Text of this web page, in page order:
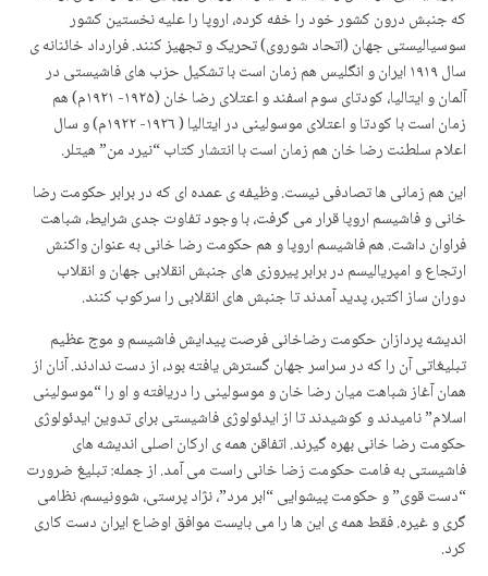
که جنبش درون کشور خود را خفه کرده، اروپا را علیه نخستین کشور
سوسیالیستی جهان (اتحاد شوروی) تحریک و تجهیز کنند. فرارداد خائنانه ی
سال ۱۹۱۹ ایران و انگلیس هم زمان است با تشکیل حزب های فاشیستی در
آلمان و ایتالیا، کودتای سوم اسفند و اعتلای رضا خان (۱۹۲۵- ۱۹۲۱م) هم
زمان است با کودتا و اعتلای موسولینی در ایتالیا ( ۱۹۲٦- ۱۹۲۲م) و سال
اعلام سلطنت رضا خان هم زمان است با انتشار کتاب “نیرد من” هیتلر.
این هم زمانی ها تصادفی نیست. وظیفه ی عمده ای که در برابر حکومت رضا
خانی و فاشیسم اروپا قرار می گرفت، با وجود تفاوت جدی شرایط، شباهت
فراوان داشت. هم فاشیسم اروپا و هم حکومت رضا خانی به عنوان واکنش
ارتجاع و امپریالیسم در برابر پیروزی های جنبش انقلابی جهان و انقلاب
دوران ساز اکتبر، پدید آمدند تا جنبش های انقلابی را سرکوب کنند.
اندیشه پردازان حکومت رضاخانی فرصت پیدایش فاشیسم و موج عظیم
تبلیغاتی آن را که در سراسر جهان گسترش یافته بود، از دست ندادند. آنان از
همان آغاز شباهت میان رضا خان و موسولینی را دریافته و او را “موسولینی
اسلام” نامیدند و کوشیدند تا از ایدئولوژی فاشیستی برای تدوین ایدئولوژی
حکومت رضا خانی بهره گیرند. اتفاقن همه ی ارکان اصلی اندیشه های
فاشیستی به فامت حکومت زضا خانی راست می آمد. از جمله: تبلیغ ضرورت
“دست قوی” و حکومت پیشوایی “ابر مرد”، نژاد پرستی، شوونیسم، نظامی
گری و غیره. فقط همه ی این ها را می بایست موافق اوضاع ایران دست کاری
کرد.